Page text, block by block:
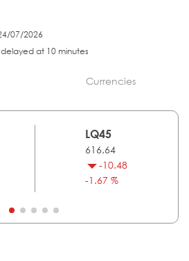
07/2026
at 10 minutes
Currencies
LQ45
616.64
-10.48
-1.67 %